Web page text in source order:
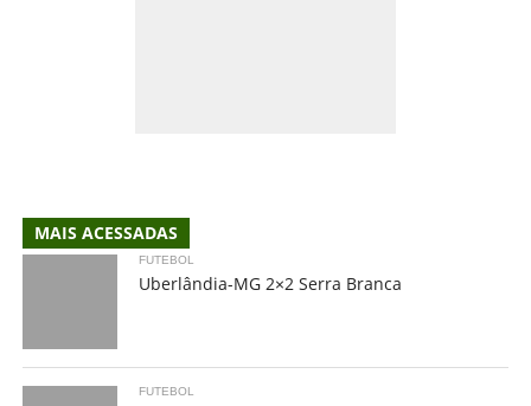
MAIS ACESSADAS
FUTEBOL
Uberlândia-MG 2×2 Serra Branca
FUTEBOL